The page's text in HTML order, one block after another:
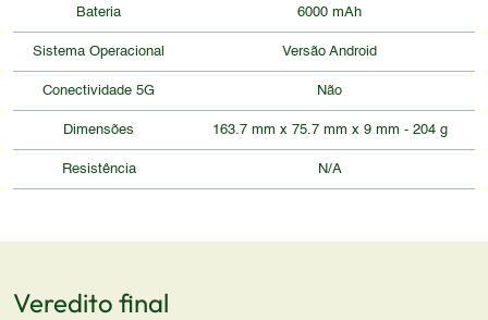
Bateria 6000 mAh
Sistema Operacional Versão Android
Conectividade 5G Não
Dimensões 163.7 mm x 75.7 mm x 9 mm - 204 g
Resistência N/A
Veredito final